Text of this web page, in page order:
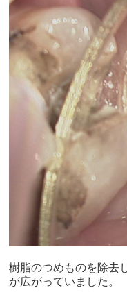
樹脂のつめものを除去
が広がっていました。